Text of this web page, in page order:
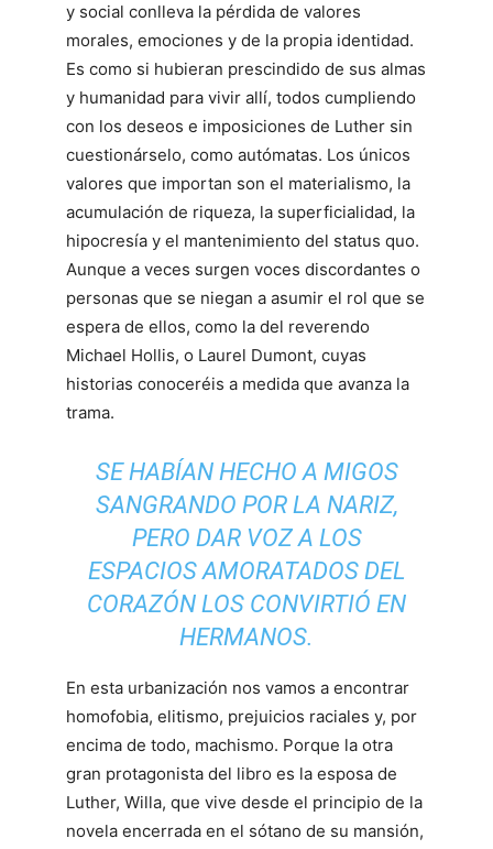
y social conlleva la pérdida de valores
morales, emociones y de la propia identidad.
Es como si hubieran prescindido de sus almas
y humanidad para vivir allí, todos cumpliendo
con los deseos e imposiciones de Luther sin
cuestionárselo, como autómatas. Los únicos
valores que importan son el materialismo, la
acumulación de riqueza, la superficialidad, la
hipocresía y el mantenimiento del status quo.
Aunque a veces surgen voces discordantes o
personas que se niegan a asumir el rol que se
espera de ellos, como la del reverendo
Michael Hollis, o Laurel Dumont, cuyas
historias conoceréis a medida que avanza la
trama.
SE HABÍAN HECHO A MIGOS
SANGRANDO POR LA NARIZ,
PERO DAR VOZ A LOS
ESPACIOS AMORATADOS DEL
CORAZÓN LOS CONVIRTIÓ EN
HERMANOS.
En esta urbanización nos vamos a encontrar
homofobia, elitismo, prejuicios raciales y, por
encima de todo, machismo. Porque la otra
gran protagonista del libro es la esposa de
Luther, Willa, que vive desde el principio de la
novela encerrada en el sótano de su mansión,